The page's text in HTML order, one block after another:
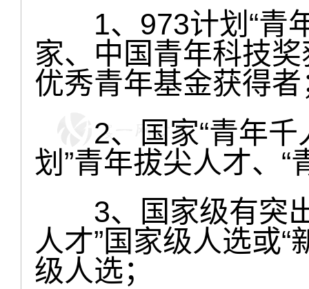
1、973计划“青年
家、中国青年科技
优秀青年基金获得者
2、国家“青年千
划”青年拔尖人才、“
3、国家级有突出
人才”国家级人选或
级人选；